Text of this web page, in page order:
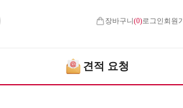
장바구니(0)로그인 회원
견적 요청